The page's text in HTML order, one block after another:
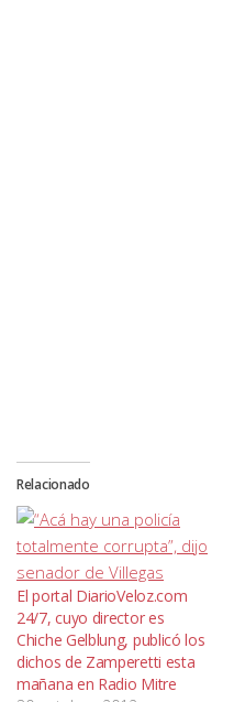
Relacionado
El portal DiarioVeloz.com
24/7, cuyo director es
Chiche Gelblung, publicó los
dichos de Zamperetti esta
mañana en Radio Mitre